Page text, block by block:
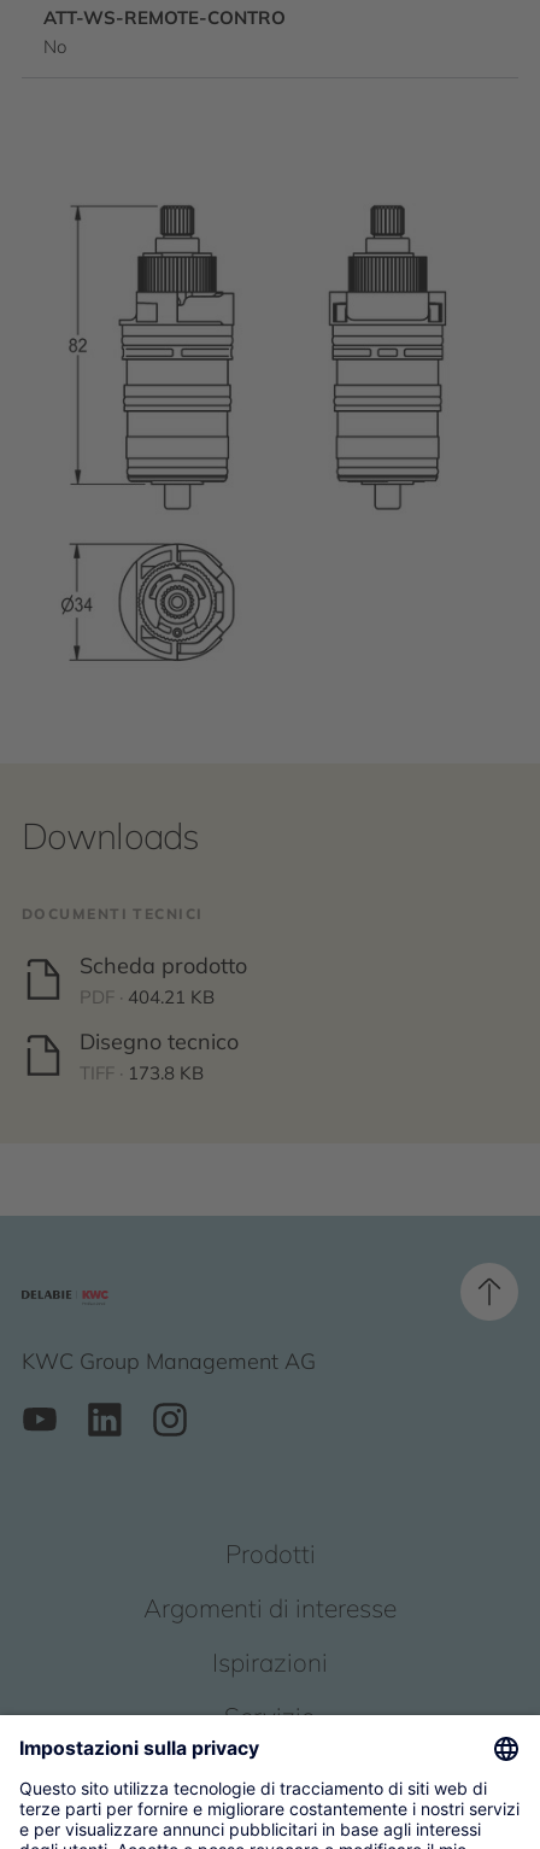
ATT-WS-REMOTE-CONTRO
No
Downloads
DOCUMENTI TECNICI
Scheda prodotto
PDF · 404.21 KB
Disegno tecnico
TIFF · 173.8 KB
KWC Group Management AG
Prodotti
Argomenti di interesse
Ispirazioni
Servizio
Chi siamo